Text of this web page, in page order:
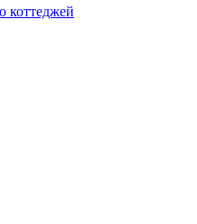
коттеджей